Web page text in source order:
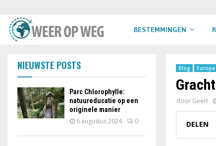
BESTEMMINGEN
Blog Europa
door Geert
DELEN
NIEUWSTE POSTS
Parc Chlorophylle:
natuureducatie op een
originele manier
6 augustus 2024 0